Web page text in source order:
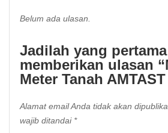
Belum ada ulasan.
Jadilah yang pertama
memberikan ulasan
Meter Tanah
Alamat email Anda tidak akan
wajib ditandai *